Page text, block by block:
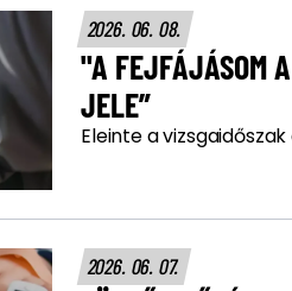
2026. 06. 08.
"A FEJFÁJÁSOM
JELE”
Eleinte a
2026. 06. 07.